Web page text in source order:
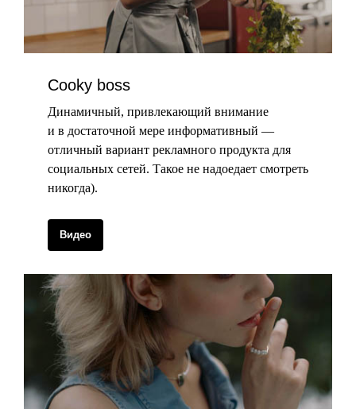
Cooky boss
Динамичный, привлекающий внимание
и в достаточной мере информативный —
отличный вариант рекламного продукта для
социальных сетей. Такое не надоедает смотреть
никогда).
Видео